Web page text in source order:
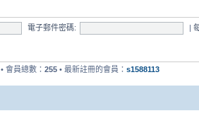
電子郵件密碼: |
• 會員總數： 255 • 最新註冊的會員： s1588113